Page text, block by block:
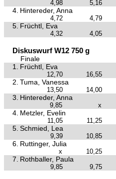
4,98 5,16
4. Hintereder, Anna
4,72 4,79
5. Früchtl, Eva
4,32 4,05
Diskuswurf W12 750 g
Finale
1.
Früchtl, Eva
12,70 16,55
2. Tuma, Vanessa
13,50 14,00
3. Hintereder, Anna
9,85 x
4. Metzler, Evelin
11,05 11,25
5. Schmied, Lea
9,39 10,85
6. Ruttinger, Julia
x 10,25
7. Rothballer, Paula
9,85 9,75